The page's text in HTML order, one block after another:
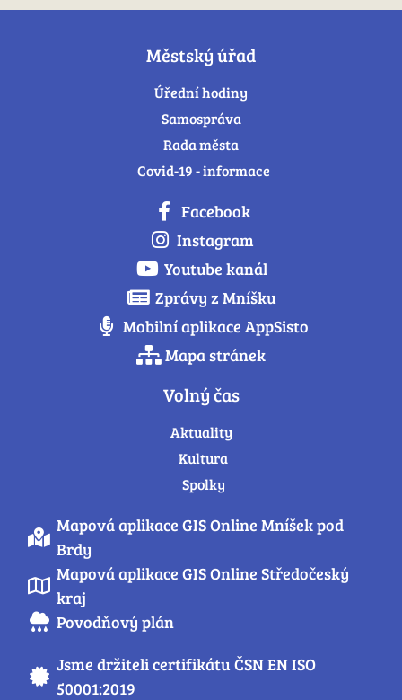
Městský úřad
Úřední hodiny
Samospráva
Rada města
Covid-19 - informace
Facebook
Instagram
Youtube kanál
Zprávy z Mníšku
Mobilní aplikace AppSisto
Mapa stránek
Volný čas
Aktuality
Kultura
Spolky
Mapová aplikace GIS Online Mníšek pod
Brdy
Mapová aplikace GIS Online Středočeský
kraj
Povodňový plán
Jsme držiteli certifikátu ČSN EN ISO
50001:2019